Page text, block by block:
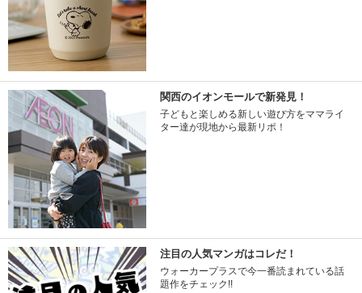
関西のイオンモールで新発見！
子どもと楽しめる新しい遊び方をママライ
ター達が現地から最新リポ！
注目の人気マンガはコレだ！
ウォーカープラスで今一番読まれている話
題作をチェック!!